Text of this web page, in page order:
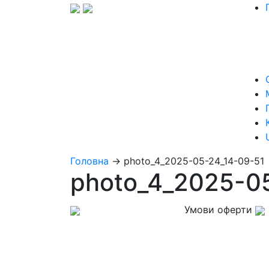
Головна → photo_4_2025-05-24_14-09-51
photo_4_2025-
Умови оферти